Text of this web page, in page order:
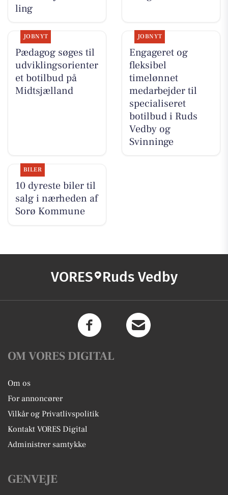
ling
JOBNYT
Pædagog søges til
udviklingsorienter
et botilbud på
Midtsjælland
JOBNYT
Engageret og
fleksibel
timelønnet
medarbejder til
specialiseret
botilbud i Ruds
Vedby og
Svinninge
BILER
10 dyreste biler til
salg i nærheden af
Sorø Kommune
VORES Ruds Vedby
OM VORES DIGITAL
Om os
For annoncører
Vilkår og Privatlivspolitik
Kontakt VORES Digital
Administrer samtykke
GENVEJE